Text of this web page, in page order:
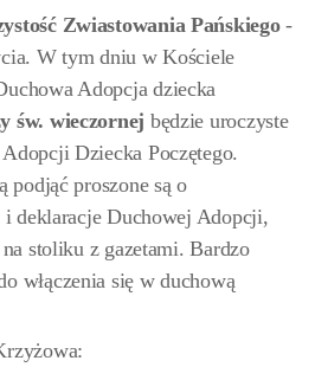
Zwiastowania Pańskiego-
W tym dniu w Kościele
Adopcja dziecka
św. wieczornej będzie uroczyste
Dziecka Poczętego.
podjąć proszone są o
i deklaracje Duchowej Adopcji,
stoliku z gazetami. Bardzo
włączenia się w duchową